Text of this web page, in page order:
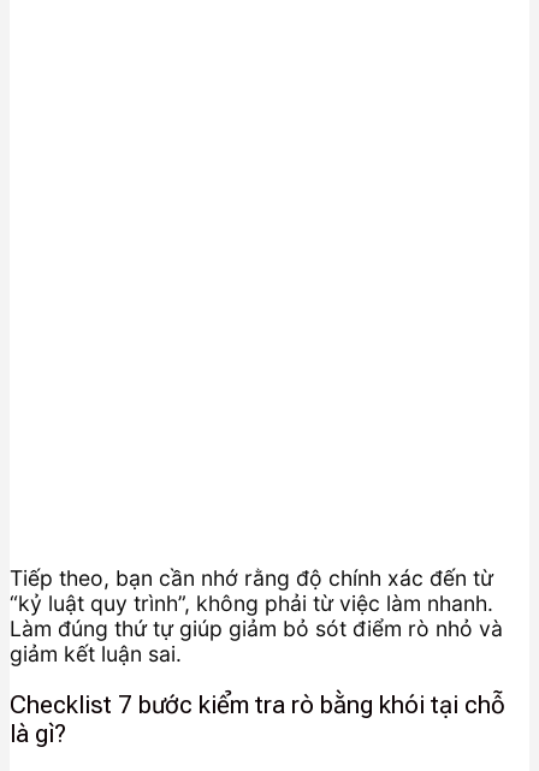
Tiếp theo, bạn cần nhớ rằng độ chính xác đến từ
“kỷ luật quy trình”, không phải từ việc làm nhanh.
Làm đúng thứ tự giúp giảm bỏ sót điểm rò nhỏ và
giảm kết luận sai.
Checklist 7 bước kiểm tra rò bằng khói tại chỗ
là gì?